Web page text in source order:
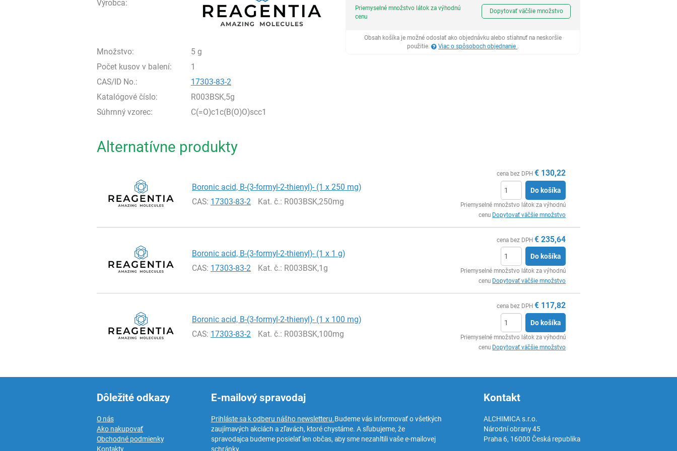
Výrobca:
Množstvo:
5 g
Počet kusov v balení:
1
CAS/ID No.:
17303-83-2
Katalógové číslo:
R003BSK,5g
Súhrnný vzorec:
C(=O)c1c(B(O)O)scc1
Ks
Priemyselné množstvo látok za výhodnú
cenu
Dopytovať väčšie množstvo
Obsah košíka je možné odoslať ako objednávku alebo stiahnuť na neskoršie
použitie.
Viac o spôsoboch objednanie .
Alternatívne produkty
Boronic acid, B-(3-formyl-2-thienyl)- (1 x 250 mg)
CAS: 17303-83-2 Kat. č.: R003BSK,250mg
cena bez DPH € 130,22
Do košíka
Priemyselné množstvo látok za výhodnú
cenu Dopytovať väčšie množstvo
Boronic acid, B-(3-formyl-2-thienyl)- (1 x 1 g)
CAS: 17303-83-2 Kat. č.: R003BSK,1g
cena bez DPH € 235,64
Do košíka
Priemyselné množstvo látok za výhodnú
cenu Dopytovať väčšie množstvo
Boronic acid, B-(3-formyl-2-thienyl)- (1 x 100 mg)
CAS: 17303-83-2 Kat. č.: R003BSK,100mg
cena bez DPH € 117,82
Do košíka
Priemyselné množstvo látok za výhodnú
cenu Dopytovať väčšie množstvo
Dôležité odkazy
O nás
Ako nakupovať
Obchodné podmienky
Kontakty
E-mailový spravodaj
Prihláste sa k odberu nášho newsletteru.Budeme vás informovať o všetkých
zaujímavých akciách a zľavách, ktoré chystáme. A sľubujeme, že
spravodajca budeme posielať len občas, aby sme nezahltili vaše e-mailovej
schránky.
Kontakt
ALCHIMICA s.r.o.
Národní obrany 45
Praha 6, 16000 Česká republika